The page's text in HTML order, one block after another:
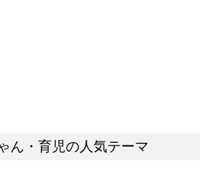
ん・育児の人気テーマ